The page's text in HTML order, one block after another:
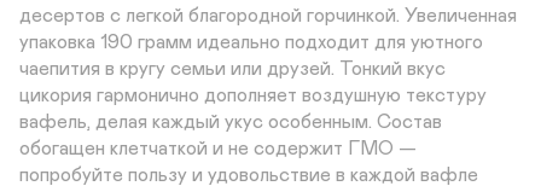
десертов с легкой благородной горчинкой. Увеличенная
упаковка 190 грамм идеально подходит для уютного
чаепития в кругу семьи или друзей. Тонкий вкус
цикория гармонично дополняет воздушную текстуру
вафель, делая каждый укус особенным. Состав
обогащен клетчаткой и не содержит ГМО —
попробуйте пользу и удовольствие в каждой вафле